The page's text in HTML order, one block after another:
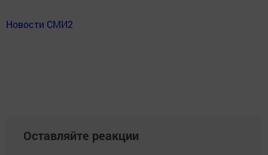
Новости СМИ2
Оставляйте реакции